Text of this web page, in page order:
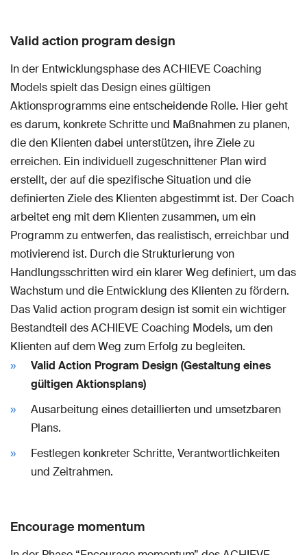
Valid action program design
In der Entwicklungsphase des ACHIEVE Coaching
Models spielt das Design eines gültigen
Aktionsprogramms eine entscheidende Rolle. Hier geht
es darum, konkrete Schritte und Maßnahmen zu planen,
die den Klienten dabei unterstützen, ihre Ziele zu
erreichen. Ein individuell zugeschnittener Plan wird
erstellt, der auf die spezifische Situation und die
definierten Ziele des Klienten abgestimmt ist. Der Coach
arbeitet eng mit dem Klienten zusammen, um ein
Programm zu entwerfen, das realistisch, erreichbar und
motivierend ist. Durch die Strukturierung von
Handlungsschritten wird ein klarer Weg definiert, um das
Wachstum und die Entwicklung des Klienten zu fördern.
Das Valid action program design ist somit ein wichtiger
Bestandteil des ACHIEVE Coaching Models, um den
Klienten auf dem Weg zum Erfolg zu begleiten.
Valid Action Program Design (Gestaltung eines
gültigen Aktionsplans)
Ausarbeitung eines detaillierten und umsetzbaren
Plans.
Festlegen konkreter Schritte, Verantwortlichkeiten
und Zeitrahmen.
Encourage momentum